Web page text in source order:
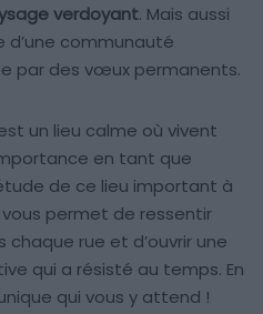
verdoyant. Mais aussi
d’une communauté
par des vœux permanents.
un lieu calme où vivent
en tant que
de ce lieu important à
permet de ressentir
chaque rue et d’ouvrir une
qui a résisté au temps. En
qui vous y attend !